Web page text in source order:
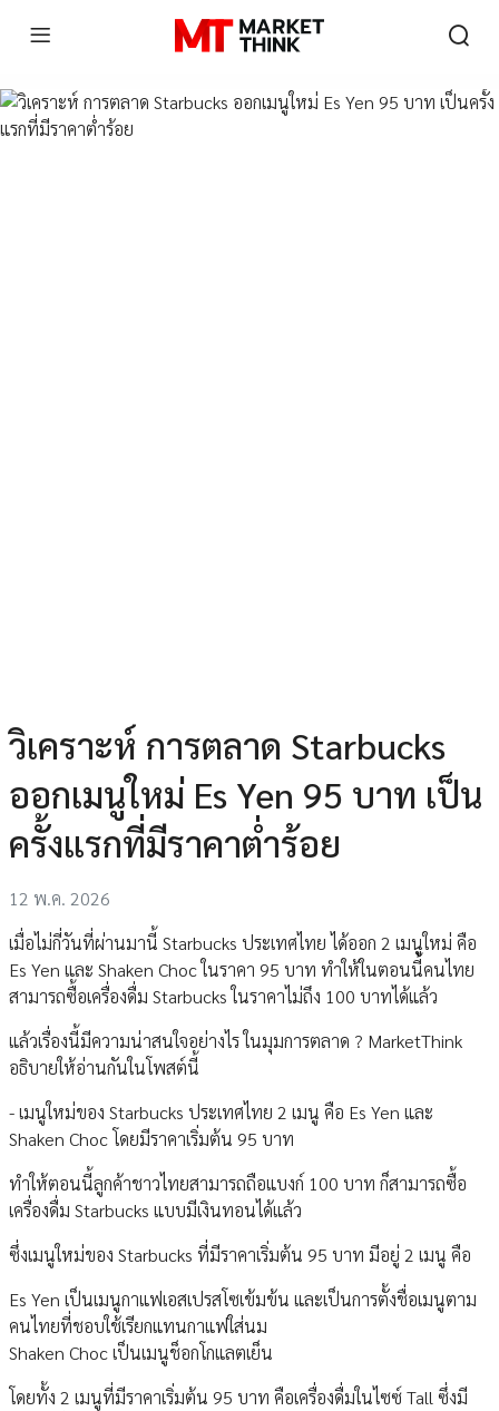
วิเคราะห์ การตลาด Starbucks
ออกเมนูใหม่ Es Yen 95 บาท เป็น
ครั้งแรกที่มีราคาต่ำร้อย
12 พ.ค. 2026
เมื่อไม่กี่วันที่ผ่านมานี้ Starbucks ประเทศไทย ได้ออก 2 เมนูใหม่ คือ
Es Yen และ Shaken Choc ในราคา 95 บาท ทำให้ในตอนนี้คนไทย
สามารถซื้อเครื่องดื่ม Starbucks ในราคาไม่ถึง 100 บาทได้แล้ว
แล้วเรื่องนี้มีความน่าสนใจอย่างไร ในมุมการตลาด ? MarketThink
อธิบายให้อ่านกันในโพสต์นี้
- เมนูใหม่ของ Starbucks ประเทศไทย 2 เมนู คือ Es Yen และ
Shaken Choc โดยมีราคาเริ่มต้น 95 บาท
ทำให้ตอนนี้ลูกค้าชาวไทยสามารถถือแบงก์ 100 บาท ก็สามารถซื้อ
เครื่องดื่ม Starbucks แบบมีเงินทอนได้แล้ว
ซึ่งเมนูใหม่ของ Starbucks ที่มีราคาเริ่มต้น 95 บาท มีอยู่ 2 เมนู คือ
Es Yen เป็นเมนูกาแฟเอสเปรสโซเข้มข้น และเป็นการตั้งชื่อเมนูตาม
คนไทยที่ชอบใช้เรียกแทนกาแฟใส่นม
Shaken Choc เป็นเมนูช็อกโกแลตเย็น
โดยทั้ง 2 เมนูที่มีราคาเริ่มต้น 95 บาท คือเครื่องดื่มในไซซ์ Tall ซึ่งมี